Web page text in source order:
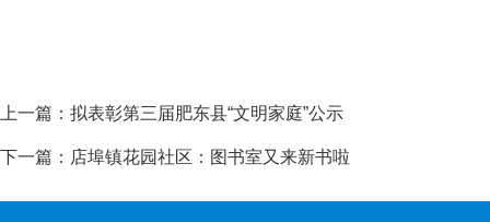
上一篇： 拟表彰第三届肥东县“文明家庭”公示
下一篇： 店埠镇花园社区：图书室又来新书啦